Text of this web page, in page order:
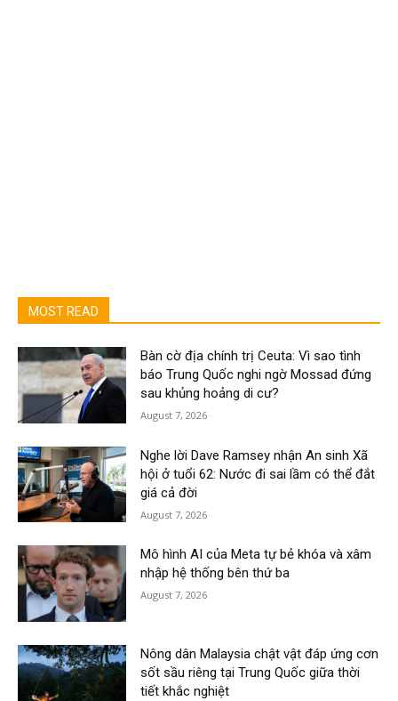
MOST READ
Bàn cờ địa chính trị Ceuta: Vì sao tình
báo Trung Quốc nghi ngờ Mossad đứng
sau khủng hoảng di cư?
August 7, 2026
Nghe lời Dave Ramsey nhận An sinh Xã
hội ở tuổi 62: Nước đi sai lầm có thể đắt
giá cả đời
August 7, 2026
Mô hình AI của Meta tự bẻ khóa và xâm
nhập hệ thống bên thứ ba
August 7, 2026
Nông dân Malaysia chật vật đáp ứng cơn
sốt sầu riêng tại Trung Quốc giữa thời
tiết khắc nghiệt